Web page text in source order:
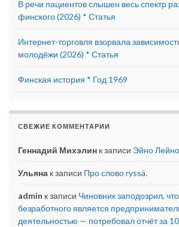
В речи пациентов слышен весь спектр
финского (2026) * Статья
Интернет-торговля взорвала
молодёжи (2026) * Статья
Финская история * Год 1969
СВЕЖИЕ КОММЕНТАРИИ
Геннадий Михэлин к записи Эйно
Ульяна к записи Про слово ryssä.
admin к записи Чиновник заподозрил,
безработного является
деятельностью — потребовал отчёт за